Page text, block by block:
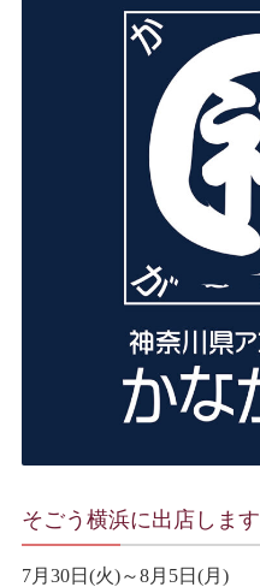
そごう横浜に出店します
7月30日(火)～8月5日(月)